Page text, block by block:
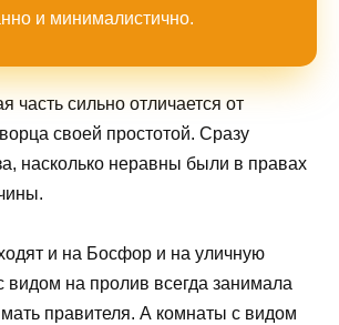
и минималистично.
часть сильно отличается от
своей простотой. Сразу
насколько неравны были в правах
и на Босфор и на уличную
видом на пролив всегда занимала
правителя. А комнаты с видом